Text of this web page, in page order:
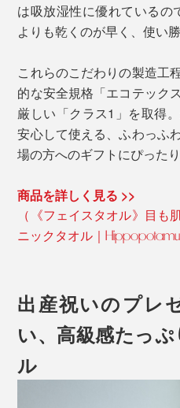
は吸放湿性に優れているの
よりも乾くのが早く、使い
これらのこだわりの製造工
的な安全規格「エコテック
厳しい「クラス1」を取得
安心して使える、ふわっふ
場の方へのギフトにぴったり
商品を詳しく見る >>
（《フェイスタオル》目も
ニックタオル｜
出産祝いのプレ
い、高級感たっ
ル